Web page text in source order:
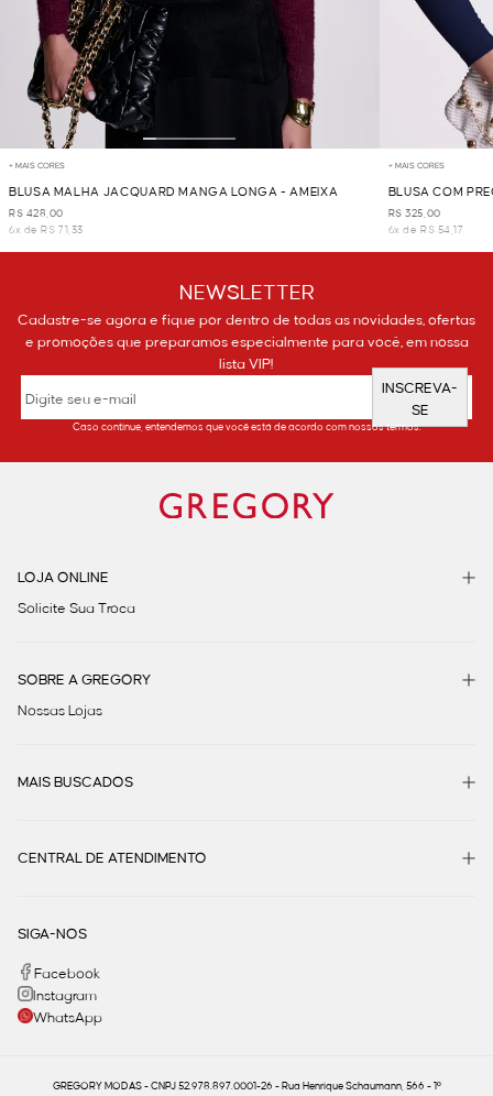
+ MAIS CORES
BLUSA MALHA JACQUARD MANGA LONGA - AMEIXA
R$ 428,00
6x de R$ 71,33
+ MAIS CORES
BLUSA COM
R$ 325,00
6x de R$ 54,17
NEWSLETTER
Cadastre-se agora e fique por dentro de todas as novidades, ofertas
e promoções que preparamos especialmente para você, em nossa
lista VIP!
INSCREVA-
SE
Caso continue, entendemos que você está de acordo com nossos termos.
LOJA ONLINE
Solicite Sua Troca
SOBRE A GREGORY
Nossas Lojas
MAIS BUSCADOS
CENTRAL DE ATENDIMENTO
SIGA-NOS
Facebook
Instagram
WhatsApp
GREGORY MODAS - CNPJ 52.978.897.0001-26 - Rua Henrique Schaumann, 566 - 1º